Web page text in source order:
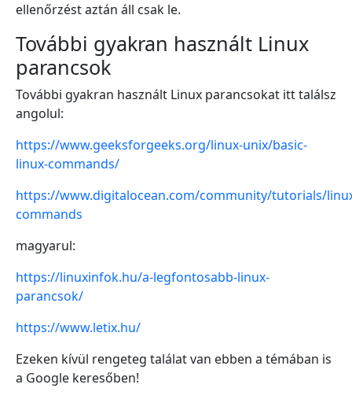
ellenőrzést aztán áll csak le.
További gyakran használt Linux
parancsok
További gyakran használt Linux parancsokat itt találsz
angolul:
https://www.geeksforgeeks.org/linux-unix/basic-
linux-commands/
https://www.digitalocean.com/community/tutorials/
commands
magyarul:
https://linuxinfok.hu/a-legfontosabb-linux-
parancsok/
https://www.letix.hu/
Ezeken kívül rengeteg találat van ebben a témában is
a Google keresőben!